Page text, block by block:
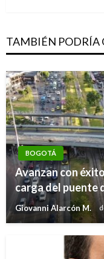
TAMBIÉN PODRÍA
BOGOTÁ
Avanzan con
carga del puente
Giovanni Alarcón M.